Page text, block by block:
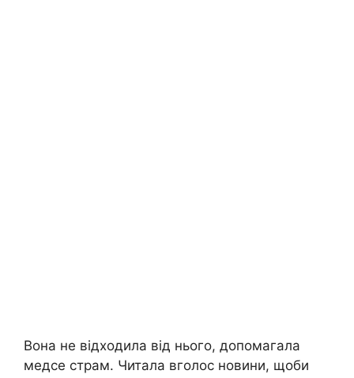
Вона не відходила від нього, допомагала
медсе страм. Читала вголос новини, щоби